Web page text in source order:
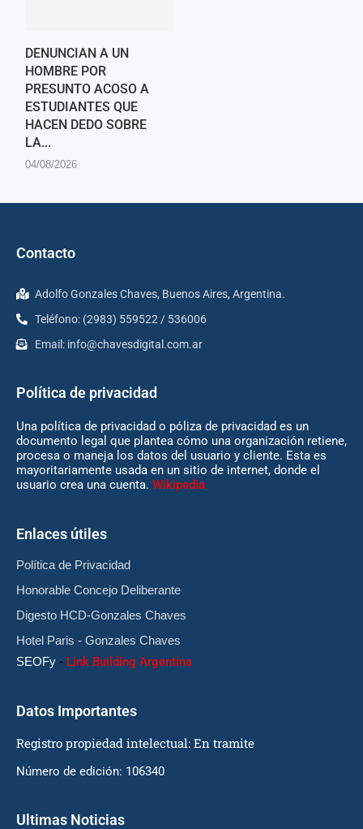
DENUNCIAN A UN
HOMBRE POR
PRESUNTO ACOSO A
ESTUDIANTES QUE
HACEN DEDO SOBRE
LA...
04/08/2026
Contacto
Adolfo Gonzales Chaves, Buenos Aires, Argentina.
Teléfono: (2983) 559522 / 536006
Email: info@chavesdigital.com.ar
Política de privacidad
Una política de privacidad o póliza de privacidad es un
documento legal que plantea cómo una organización retiene,
procesa o maneja los datos del usuario y cliente. Esta es
mayoritariamente usada en un sitio de internet, donde el
usuario crea una cuenta. Wikipedia
Enlaces útiles
Política de Privacidad
Honorable Concejo Deliberante
Digesto HCD-Gonzales Chaves
Hotel Paris - Gonzales Chaves
SEOFy - Link Building Argentina
Datos Importantes
Registro propiedad intelectual: En tramite
Número de edición: 106340
Ultimas Noticias